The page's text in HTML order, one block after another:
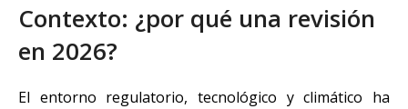
Contexto: ¿por qué una revisión
en 2026?
El entorno regulatorio, tecnológico y climático ha